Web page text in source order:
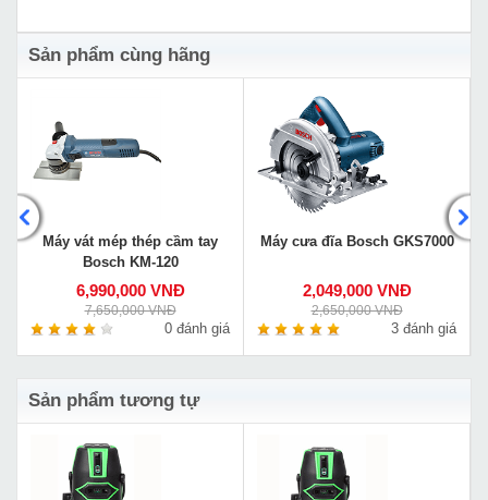
Sản phẩm cùng hãng
Máy vát mép thép cầm tay
Bosch KM-120
6,990,000 VNĐ
7,650,000 VNĐ
0 đánh giá
Máy cưa đĩa Bosch GKS7000
2,049,000 VNĐ
2,650,000 VNĐ
3 đánh giá
Sản phẩm tương tự